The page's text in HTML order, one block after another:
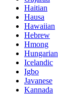
Haitian
Hausa
Hawaiian
Hebrew
Hmong
Hungarian
Icelandic
Igbo
Javanese
Kannada